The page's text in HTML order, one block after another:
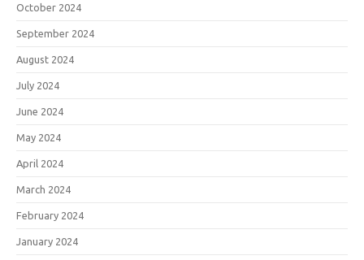
October 2024
September 2024
August 2024
July 2024
June 2024
May 2024
April 2024
March 2024
February 2024
January 2024